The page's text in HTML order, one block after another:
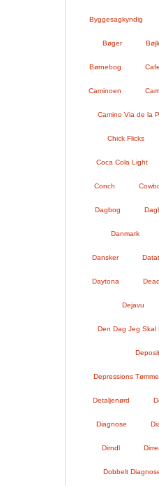
Byggesagkyndig
Bøger
Børnebog Cafe
Caminoen
Camino Via de la
Chick Flicks
Coca Cola Light
Conch
Dagbog
Danmark
Dansker
Daytona
Dejavu
Den Dag Jeg Skal
Depressions
Detaljenørd
Diagnose
Dirndl
Dobbelt